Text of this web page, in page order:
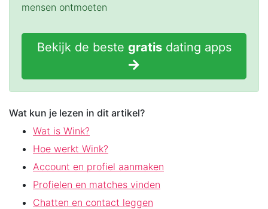
mensen ontmoeten
Bekijk de beste gratisdating apps
Wat kun je lezen in dit artikel?
Wat is Wink?
Hoe werkt Wink?
Account en profiel aanmaken
Profielen en matches vinden
Chatten en contact leggen